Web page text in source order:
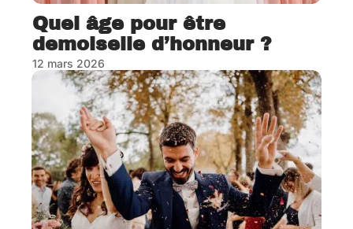
Quel âge pour être
demoiselle d’honneur ?
12 mars 2026